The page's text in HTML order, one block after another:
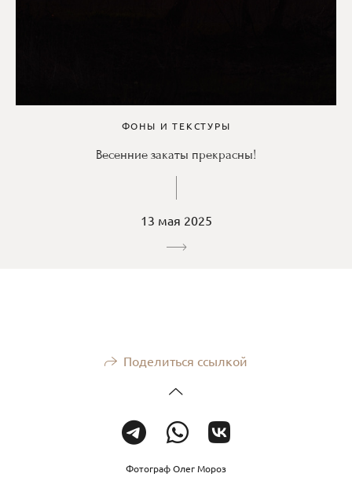
ФОНЫ И ТЕКСТУРЫ
Весенние закаты прекрасны!
13 мая 2025
Поделиться ссылкой
Фотограф Олег Мороз